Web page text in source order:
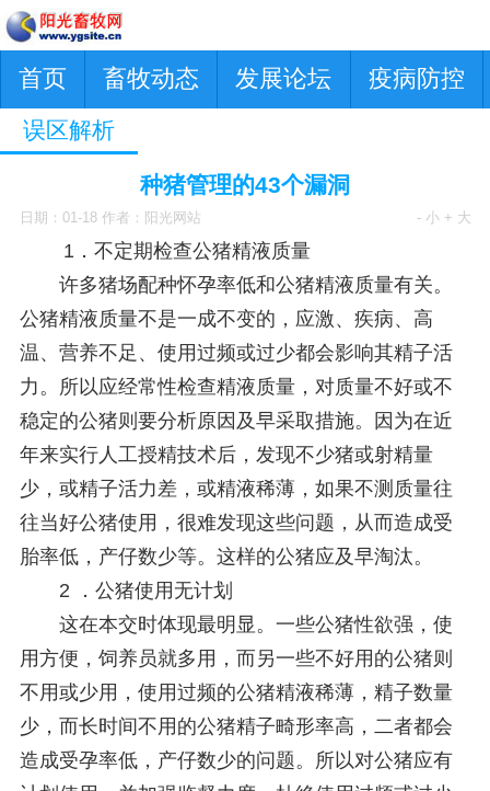
首页 畜牧动态 发展论坛 疫病防控
误区解析
种猪管理的43个漏洞
日期：01-18 作者：阳光网站 - 小 + 大
1．不定期检查公猪精液质量
许多猪场配种怀孕率低和公猪精液质量有关。
公猪精液质量不是一成不变的，应激、疾病、高
温、营养不足、使用过频或过少都会影响其精子活
力。所以应经常性检查精液质量，对质量不好或不
稳定的公猪则要分析原因及早采取措施。因为在近
年来实行人工授精技术后，发现不少猪或射精量
少，或精子活力差，或精液稀薄，如果不测质量往
往当好公猪使用，很难发现这些问题，从而造成受
胎率低，产仔数少等。这样的公猪应及早淘汰。
2 ．公猪使用无计划
这在本交时体现最明显。一些公猪性欲强，使
用方便，饲养员就多用，而另一些不好用的公猪则
不用或少用，使用过频的公猪精液稀薄，精子数量
少，而长时间不用的公猪精子畸形率高，二者都会
造成受孕率低，产仔数少的问题。所以对公猪应有